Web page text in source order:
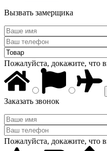
Вызвать замерщика
Пожалуйста, докажите, что
Заказать звонок
Пожалуйста, докажите, что